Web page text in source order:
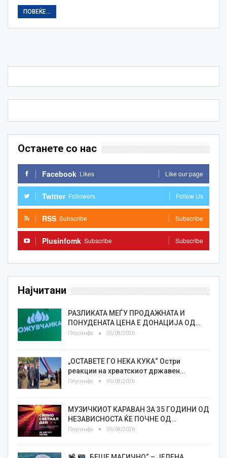
ПОВЕЌЕ...
Останете со нас
Facebook Likes Like our page
Twitter Followers Follow Us
RSS Subscribe Subscribe
Plusinfomk Subscribe Subscribe
Најчитани
РАЗЛИКАТА МЕЃУ ПРОДАЖНАТА И
ПОНУДЕНАТА ЦЕНА Е ДОНАЦИЈА ОД…
Плусинфо 05/08/2026
„ОСТАВЕТЕ ГО НЕКА КУКА“ Остри
реакции на хрватскиот државен…
Плусинфо 05/08/2026
МУЗИЧКИОТ КАРАВАН ЗА 35 ГОДИНИ ОД
НЕЗАВИСНОСТА ЌЕ ПОЧНЕ ОД…
Плусинфо 05/08/2026